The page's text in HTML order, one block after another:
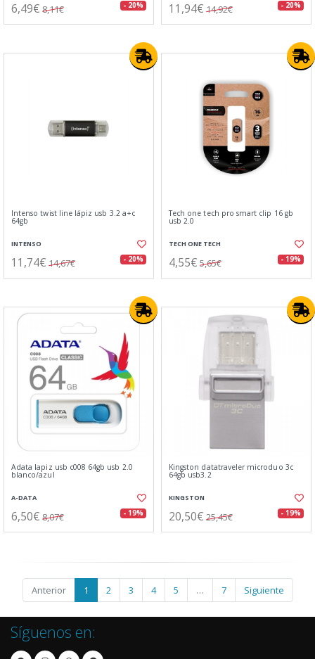
6,49€ 8,11€ - 20% 11,94€ 14,92€ - 20%
Intenso twist line lápiz usb 3.2 a+c
64gb
INTENSO
11,74€ 14,67€ - 20%
Tech one tech pro smart clip 16 gb
usb 2.0
TECH ONE TECH
4,55€ 5,65€ - 19%
Adata lapiz usb c008 64gb usb 2.0
blanco/azul
A-DATA
6,50€ 8,07€ - 19%
Kingston datatraveler microduo 3c
64gb usb3.2
KINGSTON
20,50€ 25,45€ - 19%
Anterior 1 2 3 4 5 … 7 Siguiente
Síguenos en: